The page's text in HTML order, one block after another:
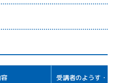
受講者のようす・感